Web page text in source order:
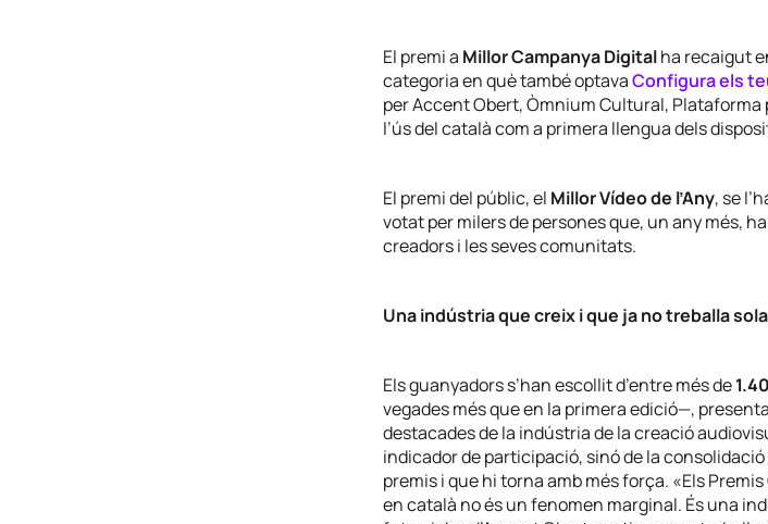
El premi a Millor Campanya Digitalha recaigut
categoria en què també optavaConfigura els
per Accent Obert, Òmnium Cultural,
l’ús del català com a primera llengua dels
El premi del públic, el Millor Vídeo de l’Any, se
votat per milers de persones que, un any més,
creadors i les seves comunitats.
Una indústria que creix i que ja no treballa sola
Els guanyadors s’han escollit d’entre més de
vegades més que en la primera edició—,
destacades de la indústria de la creació
indicador de participació, sinó de la
premis i que hi torna amb més força. «Els
en català no és un fenomen marginal. És una